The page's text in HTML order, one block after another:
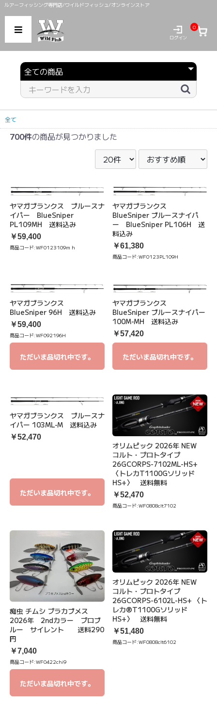
ルアーフィッシング専門店/ワイルドフィッシュ/オンラインストア
ログイン
0
全て
700件の商品が見つかりました
ヤマガブランクス ブルースナ
イパー BlueSniper
PL109MH 送料込み
￥59,400
商品コード:WF0123109ｍｈ
ヤマガブランクス
BlueSniper ブルースナイパ
ー BlueSniper PL106H 送
料込み
￥61,380
商品コード:WF0123PL109H
ヤマガブランクス
BlueSniper 96H 送料込み
￥59,400
商品コード:WF092196H
ただいま品切れ中です。
ヤマガブランクス
BlueSniper ブルースナイパー
100M-MH 送料込み
￥57,420
ただいま品切れ中です。
ヤマガブランクス ブルースナ
イパー 103ML-M 送料込み
￥52,470
ただいま品切れ中です。
オリムピック 2026年 NEW
コルト・プロトタイプ
26GCORPS-7102ML-HS+
〈トレカT1100Gソリッド
HS+〉 送料無料
￥52,470
商品コード:WF0808clt7102
痴虫 チムシ プラカブメス
2026年 2ndカラー プロブ
ルー サイレント 送料290
円
￥7,040
商品コード:WF0422chi9
ただいま品切れ中です。
オリムピック 2026年 NEW
コルト・プロトタイプ
26GCORPS-6102L-HS+ 〈ト
レカ®T1100Gソリッド
HS+〉 送料無料
￥51,480
商品コード:WF0808clt6102